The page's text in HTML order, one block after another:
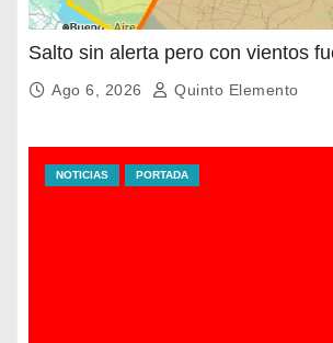
Salto sin alerta pero con vientos
Ago 6, 2026 Quinto Elemento
NOTICIAS PORTADA